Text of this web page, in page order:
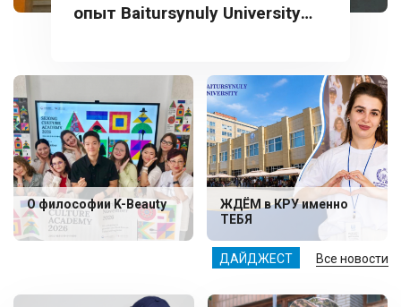
ДАЙДЖЕСТ Все новости
опыт Baitursynuly University
О философии K-Beauty
ЖДЁМ в КРУ именно
ТЕБЯ